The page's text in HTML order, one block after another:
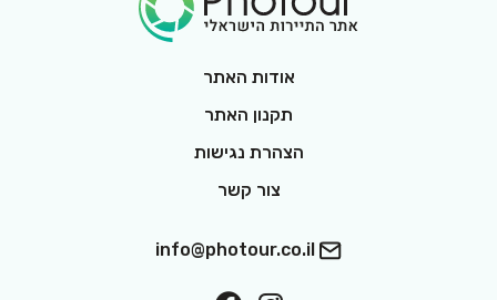
אודות האתר
תקנון האתר
הצהרת נגישות
צור קשר
info@photour.co.il